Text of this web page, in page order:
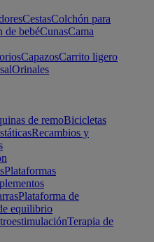
CestasColchón para
de bebéCunasCama
CapazosCarrito ligero
Orinales
de remoBicicletas
Recambios y
Plataformas
Plataforma de
equilibrio
Terapia de